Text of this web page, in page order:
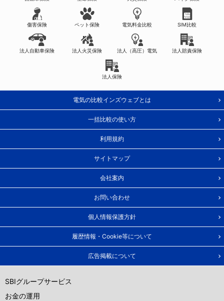
傷害保険 ペット保険 電気料金比較 SIM比較
法人自動車保険 法人火災保険 法人（高圧）電気 法人賠責保険
法人保険
電気の比較インズウェブとは
一括比較の使い方
利用規約
サイトマップ
会社案内
お問い合わせ
個人情報保護方針
履歴情報・Cookie等について
広告掲載について
SBIグループサービス
お金の運用